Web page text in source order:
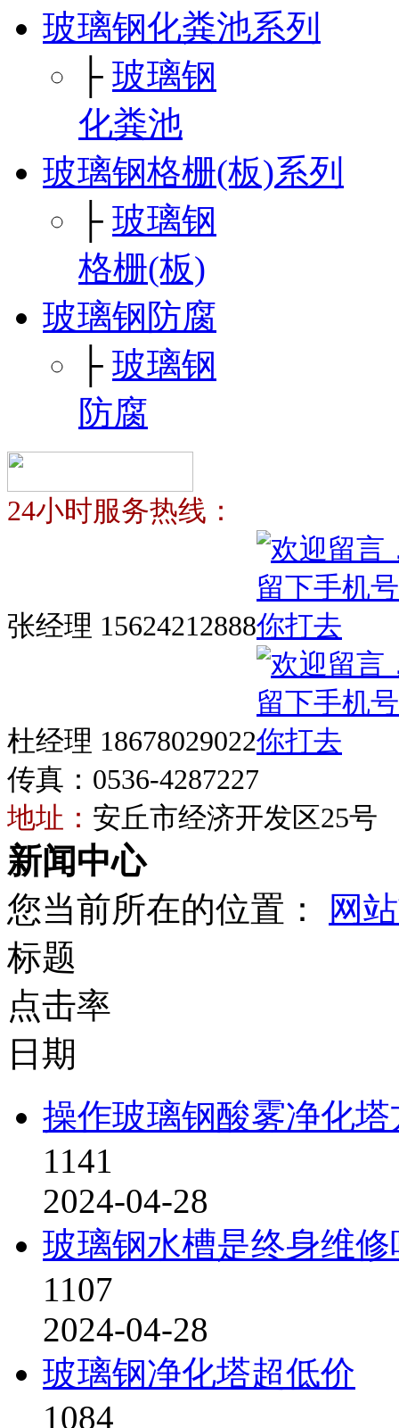
玻璃钢化粪池系列
├ 玻璃钢
化粪池
玻璃钢格栅(板)系列
├ 玻璃钢
格栅(板)
玻璃钢防腐
├ 玻璃钢
防腐
24小时服务热线：
张经理 15624212888
杜经理 18678029022
传真：0536-4287227
地址： 安丘市经济开发区25号
新闻中心
您当前所在的位置：
网
标题
点击率
日期
操作玻璃钢酸雾净化
1141
2024-04-28
玻璃钢水槽是终身维修
1107
2024-04-28
玻璃钢净化塔超低价
1084